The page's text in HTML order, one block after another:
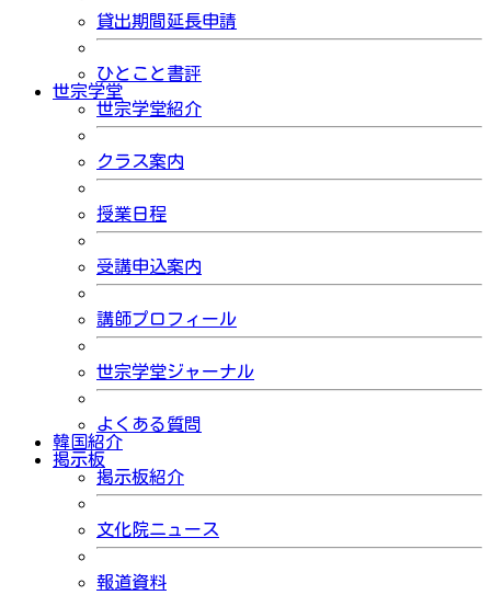
貸出期間延長申請
ひとこと書評
世宗学堂
世宗学堂紹介
クラス案内
授業日程
受講申込案内
講師プロフィール
世宗学堂ジャーナル
よくある質問
韓国紹介
掲示板
掲示板紹介
文化院ニュース
報道資料